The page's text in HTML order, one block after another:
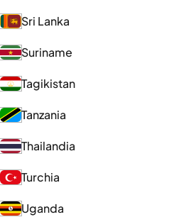
Sri Lanka
Suriname
Tagikistan
Tanzania
Thailandia
Turchia
Uganda